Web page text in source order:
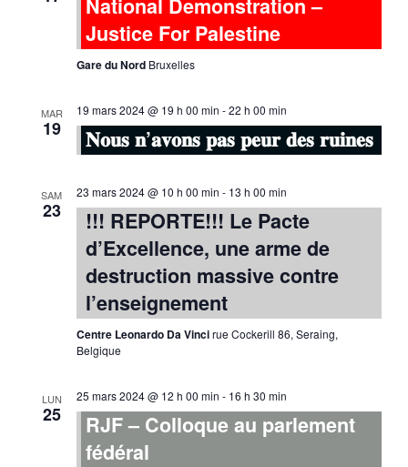
National Demonstration –
Justice For Palestine
Gare du Nord Bruxelles
MAR
19
19 mars 2024 @ 19 h 00 min -22 h 00 min
𝐍𝐨𝐮𝐬 𝐧’𝐚𝐯𝐨𝐧𝐬 𝐩𝐚𝐬 𝐩𝐞𝐮𝐫 𝐝𝐞𝐬 𝐫𝐮𝐢𝐧𝐞𝐬
SAM
23
23 mars 2024 @ 10 h 00 min - 13 h 00 min
!!! REPORTE!!! Le Pacte
d’Excellence, une arme de
destruction massive contre
l’enseignement
Centre Leonardo Da Vincirue Cockerill 86, Seraing,
Belgique
LUN
25
25 mars 2024 @ 12 h 00 min - 16 h 30 min
RJF – Colloque au parlement
fédéral